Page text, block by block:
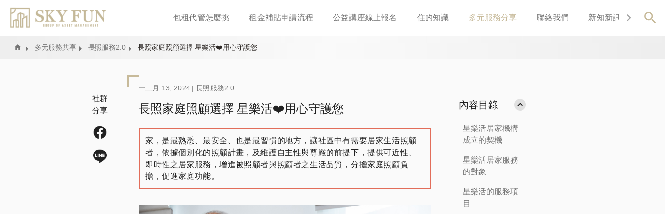
至
包租代管怎麼挑 租金補貼申請流程 公益講座線上報名 住的知識 多元服務分享 聯絡我們 新知新訊 關於
Home 多元服務共享 長照服務2.0 長照家庭照顧選擇 星樂活❤️用心守護您
十二月 13, 2024 |長照服務2.0
長照家庭照顧選擇 星樂活❤️用心守護您
家，是最熟悉、最安全、也是最習慣的地方，讓社區中有需要居家生活照顧
者，依據個別化的照顧計畫，及維護自主性與尊嚴的前提下，提供可近性、
即時性之居家服務，增進被照顧者與照顧者之生活品質，分擔家庭照顧負
擔，促進家庭功能。
社群
分享
內容目錄
星樂活居家機構
成立的契機
星樂活居家服務
的對象
星樂活的服務項
目